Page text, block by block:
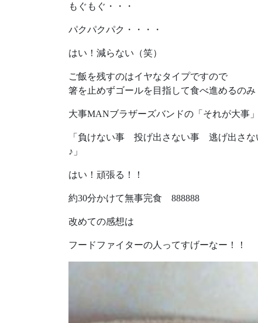
もぐもぐ・・・
パクパクパク・・・・
はい！減らない（笑）
ご飯を残すのはイヤなタイプですので
箸を止めずゴールを目指して食べ進めるのみ
大事MANブラザーズバンドの「それが大事
「負けない事 投げ出さない事 逃げ出さ
♪」
はい！頑張る！！
約30分かけて無事完食 888888
改めての感想は
フードファイターの人ってすげーなー！！